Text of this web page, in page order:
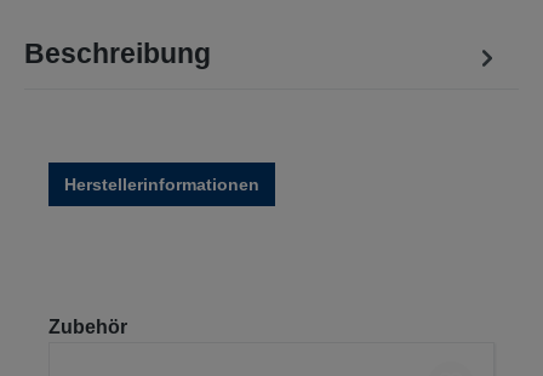
Beschreibung
Herstellerinformationen
Produktgalerie überspringen
Zubehör